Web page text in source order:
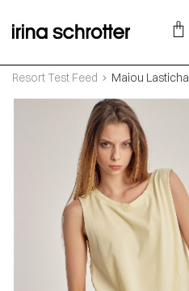
Resort Test Feed Maiou Lasticha